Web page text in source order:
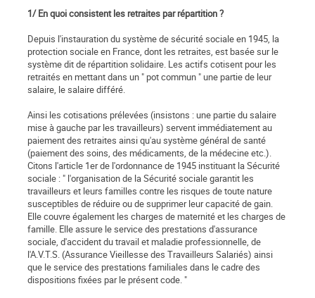
1/ En quoi consistent les retraites par répartition ?
Depuis l'instauration du système de sécurité sociale en 1945, la
protection sociale en France, dont les retraites, est basée sur le
système dit de répartition solidaire. Les actifs cotisent pour les
retraités en mettant dans un " pot commun " une partie de leur
salaire, le salaire différé.
Ainsi les cotisations prélevées (insistons : une partie du salaire
mise à gauche par les travailleurs) servent immédiatement au
paiement des retraites ainsi qu'au système général de santé
(paiement des soins, des médicaments, de la médecine etc.).
Citons l'article 1er de l'ordonnance de 1945 instituant la Sécurité
sociale : " l'organisation de la Sécurité sociale garantit les
travailleurs et leurs familles contre les risques de toute nature
susceptibles de réduire ou de supprimer leur capacité de gain.
Elle couvre également les charges de maternité et les charges de
famille. Elle assure le service des prestations d'assurance
sociale, d'accident du travail et maladie professionnelle, de
l'A.V.T.S. (Assurance Vieillesse des Travailleurs Salariés) ainsi
que le service des prestations familiales dans le cadre des
dispositions fixées par le présent code. "